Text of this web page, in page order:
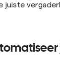
juiste